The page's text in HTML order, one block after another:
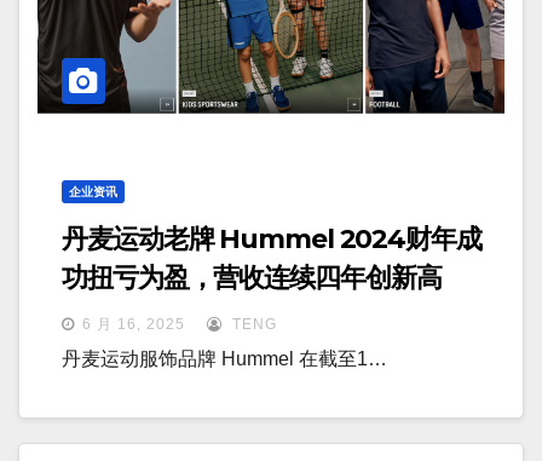
企业资讯
丹麦运动老牌 Hummel 2024财年成
功扭亏为盈，营收连续四年创新高
6 月 16, 2025 TENG
丹麦运动服饰品牌 Hummel 在截至1…